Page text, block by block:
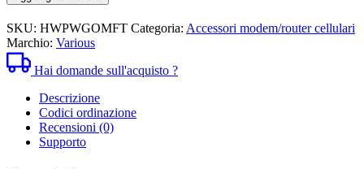
montaggio
per
barra
DIN
quantità
SKU: HWPWGOMFT Categoria: Accessori modem/router cellulari
Marchio: Various
Hai domande sull'acquisto ?
Descrizione
Codici ordinazione
Recensioni (0)
Supporto